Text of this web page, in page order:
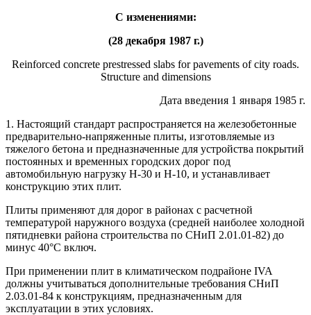
С изменениями:
(28 декабря 1987 г.)
Reinforced concrete prestressed slabs for pavements of city roads.
Structure and dimensions
Дата введения 1 января 1985 г.
1. Настоящий стандарт распространяется на железобетонные
предварительно-напряженные плиты, изготовляемые из
тяжелого бетона и предназначенные для устройства покрытий
постоянных и временных городских дорог под
автомобильную нагрузку Н-30 и Н-10, и устанавливает
конструкцию этих плит.
Плиты применяют для дорог в районах с расчетной
температурой наружного воздуха (средней наиболее холодной
пятидневки района строительства по СНиП 2.01.01-82) до
минус 40°С включ.
При применении плит в климатическом подрайоне IVA
должны учитываться дополнительные требования СНиП
2.03.01-84 к конструкциям, предназначенным для
эксплуатации в этих условиях.